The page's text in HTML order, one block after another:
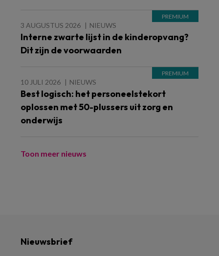
3 AUGUSTUS 2026 NIEUWS
Interne zwarte lijst in de kinderopvang?
Dit zijn de voorwaarden
10 JULI 2026 NIEUWS
Best logisch: het personeelstekort
oplossen met 50-plussers uit zorg en
onderwijs
Toon meer nieuws
Nieuwsbrief